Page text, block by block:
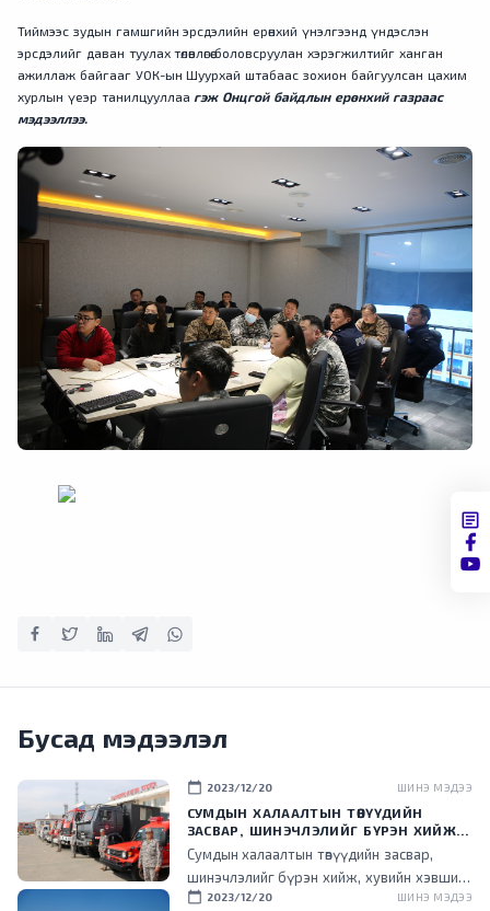
Тиймээс зудын гамшгийн эрсдэлийн ерөнхий үнэлгээнд үндэслэн
эрсдэлийг даван туулах төлөвлөгөө боловсруулан хэрэгжилтийг ханган
ажиллаж байгааг УОК-ын Шуурхай штабаас зохион байгуулсан цахим
хурлын үеэр танилцууллаа гэж Онцгой байдлын ерөнхий газраас
мэдээллээ.
Бусад мэдээлэл
calendar_today 2023/12/20 ШИНЭ МЭДЭЭ
СУМДЫН ХАЛААЛТЫН ТӨВҮҮДИЙН
ЗАСВАР, ШИНЭЧЛЭЛИЙГ БҮРЭН ХИЙЖ,
ХУВИЙН ХЭВШИЛ РҮҮ МЕНЕЖМЕНТИЙГ
НЬ ШИЛЖҮҮЛСЭН ГЭДГИЙГ ОНЦОЛЛОО
Сумдын халаалтын төвүүдийн засвар,
шинэчлэлийг бүрэн хийж, хувийн хэвшил
рүү менежментийг нь шилжүүлснээр
calendar_today 2023/12/20 ШИНЭ МЭДЭЭ